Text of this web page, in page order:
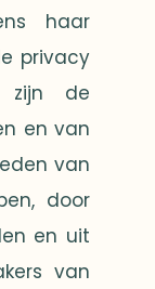
haar
privacy
zijn de
en van
van
door
en uit
van